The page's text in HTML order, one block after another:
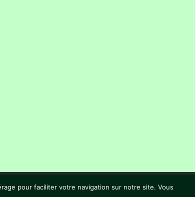
© L’Écriveraine 2023
pour faciliter votre navigation sur notre site. Vous